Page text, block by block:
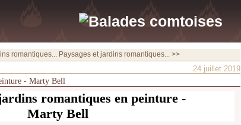
romantiques... Paysages et jardins romantiques... >>
24 juillet 2019
- Marty Bell
romantiques en peinture -
Marty Bell